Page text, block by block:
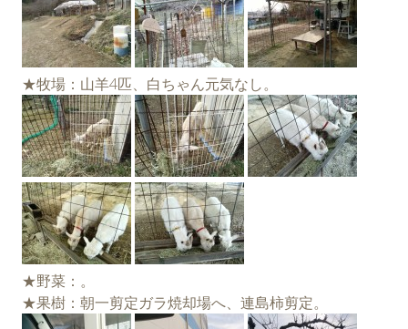
★牧場：山羊4匹、白ちゃん元気なし。
★野菜：。
★果樹：朝一剪定ガラ焼却場へ、連島柿剪定。